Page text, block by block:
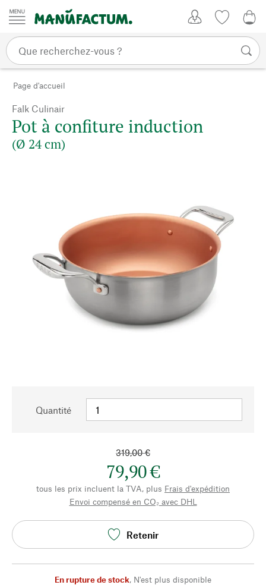
Passer au contenu
Page d'accueil
Falk Culinair
Pot à confiture induction
(Ø 24 cm)
Quantité
319,00 €
79,90 €
tous les prix incluent la TVA, plus Frais d'expédition
Envoi compensé en CO₂ avec DHL
Retenir
En rupture de stock, N'est plus disponible